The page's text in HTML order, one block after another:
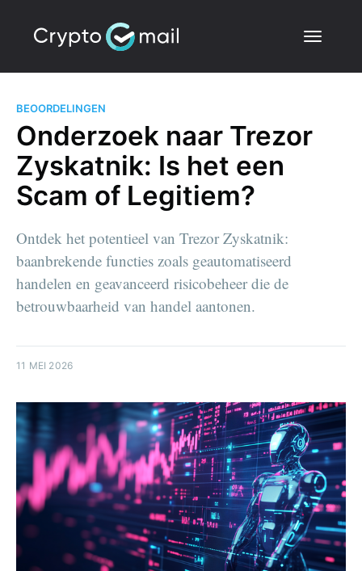
BEOORDELINGEN
Onderzoek naar Trezor
Zyskatnik: Is het een
Scam of Legitiem?
Ontdek het potentieel van Trezor Zyskatnik:
baanbrekende functies zoals geautomatiseerd
handelen en geavanceerd risicobeheer die de
betrouwbaarheid van handel aantonen.
11 MEI 2026